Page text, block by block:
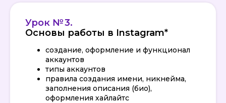
Урок № 3.
Основы работы в Instagram*
создание, оформление и функционал
аккаунтов
типы аккаунтов
правила создания имени, никнейма,
заполнения описания (био),
оформления хайлайтс